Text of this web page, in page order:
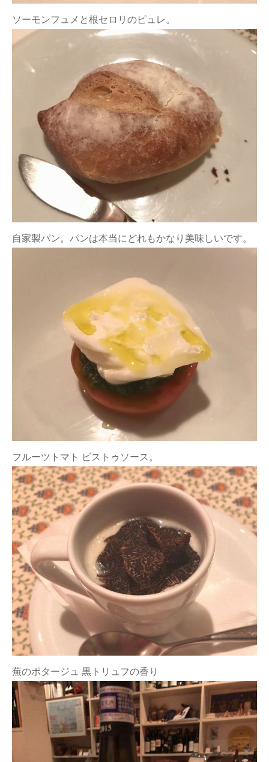
ソーモンフュメと根セロリのピュレ。
自家製パン。パンは本当にどれもかなり美味しいです。
フルーツトマト ビストゥソース。
蕪のポタージュ 黒トリュフの香り